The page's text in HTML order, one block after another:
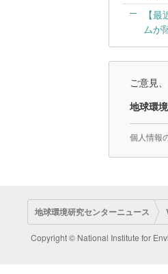
【
ムが
ご意見
地球環
個人情報
地球環境研究センターニュース
Copyright © National Institute for